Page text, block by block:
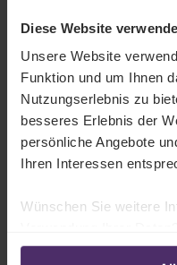
Diese Website
Unsere Website
Funktion und um Ihnen
Nutzungserlebnis zu
besseres Erlebnis der
persönliche Angebote
Ihren Interessen
Wünschen Sie weitere
Datenschutzerklärung
tatsächlich
berücksichtigt.
Die maximale Anzahl
Angestellte mit
festgelegt. Für
weniger als sechs
berücksichtigt.